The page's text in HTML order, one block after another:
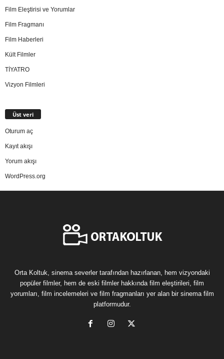
Film Eleştirisi ve Yorumlar
Film Fragmanı
Film Haberleri
Kült Filmler
TİYATRO
Vizyon Filmleri
Üst veri
Oturum aç
Kayıt akışı
Yorum akışı
WordPress.org
Orta Koltuk, sinema severler tarafından hazırlanan, hem vizyondaki
popüler filmler, hem de eski filmler hakkında film eleştirileri, film
yorumları, film incelemeleri ve film fragmanları yer alan bir sinema film
platformudur.